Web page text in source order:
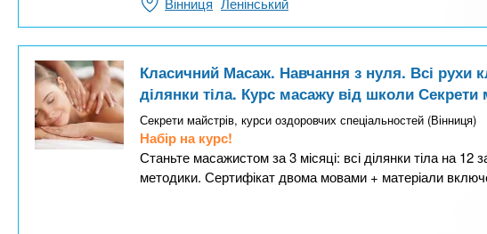
Класичний Масаж. Навчання з нуля. Всі рухи
ділянки тіла. Курс масажу від школи Секрети
Секрети майстрів, курси оздоровчих спеціальностей (Вінниця)
Набір на курс!
Станьте масажистом за 3 місяці: всі ділянки тіла на 12
методики. Сертифікат двома мовами + матеріали